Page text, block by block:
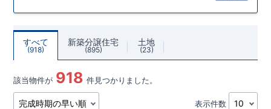
すべて
918
新築分譲住宅
895
土地
23
該当物件が 918 件見つかりました。
表示件数